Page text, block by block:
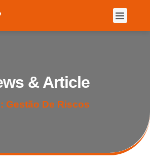
& Article
Gestão De Riscos